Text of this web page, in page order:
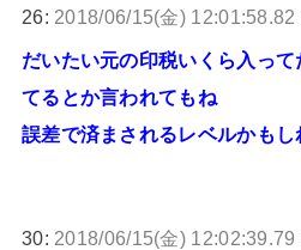
26: 2018/06/15(金)
だいたい元の印税いくら入っ
てるとか言われてもね
誤差で済まされるレベルかもし
30: 2018/06/15(金)